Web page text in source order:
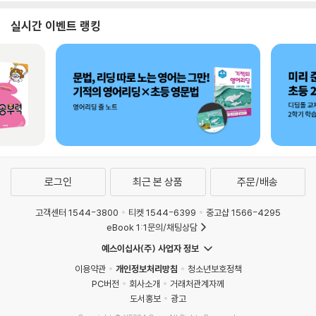
실시간 이벤트 랭킹
로그인 최근 본 상품 주문/배송
고객센터 1544-3800 티켓 1544-6399
중고샵 1566-4295
eBook 1:1문의/채팅상담
예스이십사(주) 사업자 정보
이용약관
개인정보처리방침
청소년보호정책
PC버전
회사소개
거래처관계자께
도서홍보
광고